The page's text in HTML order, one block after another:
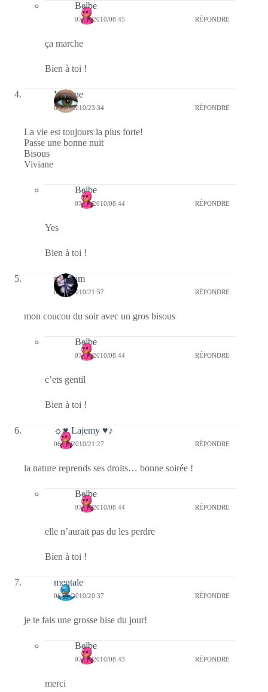
Belbe
07/09/2010/08:45 RÉPONDRE
ça marche
Bien à toi !
Viviane
06/09/2010/23:34 RÉPONDRE
La vie est toujours la plus forte!
Passe une bonne nuit
Bisous
Viviane
Belbe
07/09/2010/08:44 RÉPONDRE
Yes
Bien à toi !
magsam
06/09/2010/21:57 RÉPONDRE
mon coucou du soir avec un gros bisous
Belbe
07/09/2010/08:44 RÉPONDRE
c’ets gentil
Bien à toi !
☼♥ Lajemy ♥♪
06/09/2010/21:27 RÉPONDRE
la nature reprends ses droits… bonne soirée !
Belbe
07/09/2010/08:44 RÉPONDRE
elle n’aurait pas du les perdre
Bien à toi !
mentale
06/09/2010/20:37 RÉPONDRE
je te fais une grosse bise du jour!
Belbe
07/09/2010/08:43 RÉPONDRE
merci